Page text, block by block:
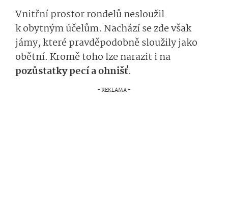
Vnitřní prostor rondelů nesloužil
k obytným účelům. Nachází se zde však
jámy, které pravděpodobně sloužily jako
obětní. Kromě toho lze narazit i na
pozůstatky pecí a ohnišť.